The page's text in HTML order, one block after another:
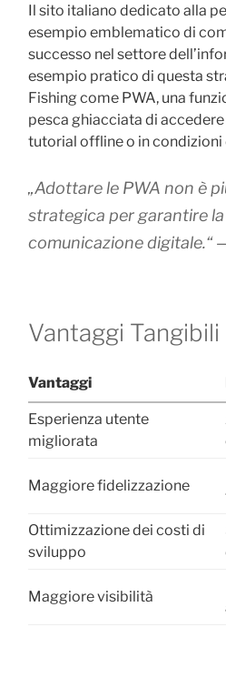
Il sito italiano dedicato alla
esempio emblematico di
successo nel settore
esempio pratico di questa
Fishing come PWA, una
pesca ghiacciata di
tutorial offline o in condizioni
„Adottare le PWA non è
strategica per garantire
comunicazione digitale.“
Vantaggi
Vantaggi
Esperienza utente
migliorata
Maggiore fidelizzazione
Ottimizzazione dei costi di
sviluppo
Maggiore visibilità